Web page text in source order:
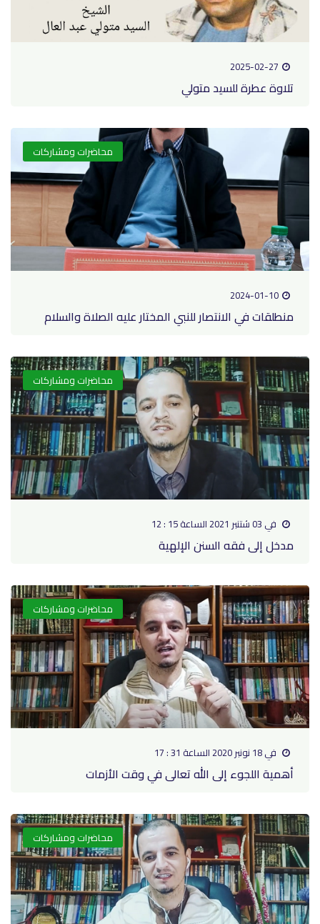
2025-02-27
تلاوة عطرة للسيد متولي
محاضرات ومشاركات
2024-01-10
منطلقات في الانتصار للنبي المختار عليه الصلاة والسلام
محاضرات ومشاركات
في 03 شتنبر 2021 الساعة 15 : 12
مدخل إلى فقه السنن الإلهية
محاضرات ومشاركات
في 18 نونبر 2020 الساعة 31 : 17
أهمية اللجوء إلى الله تعالى في وقت الأزمات
محاضرات ومشاركات